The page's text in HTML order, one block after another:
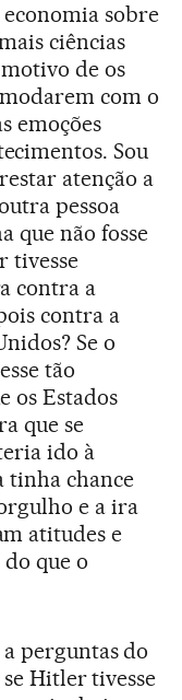
sobre
ciências
de os
com o
emoções
Sou
atenção a
pessoa
que não fosse
tivesse
contra a
contra a
Se o
tão
os Estados
que se
ido à
tinha chance
e a ira
atitudes e
que o
perguntas do
se Hitler tivesse